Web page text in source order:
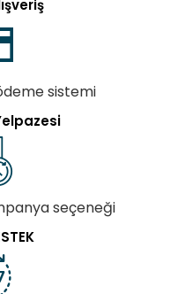
sistemi
seçeneği